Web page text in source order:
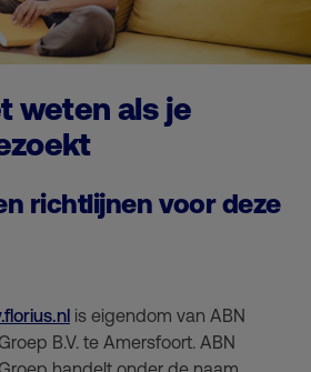
weten als je
richtlijnen voor deze
is eigendom van ABN
B.V. te Amersfoort. ABN